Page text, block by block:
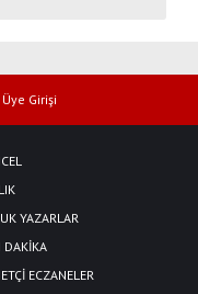
Üye Girişi
YAZARLAR
DAKİKA
ECZANELER